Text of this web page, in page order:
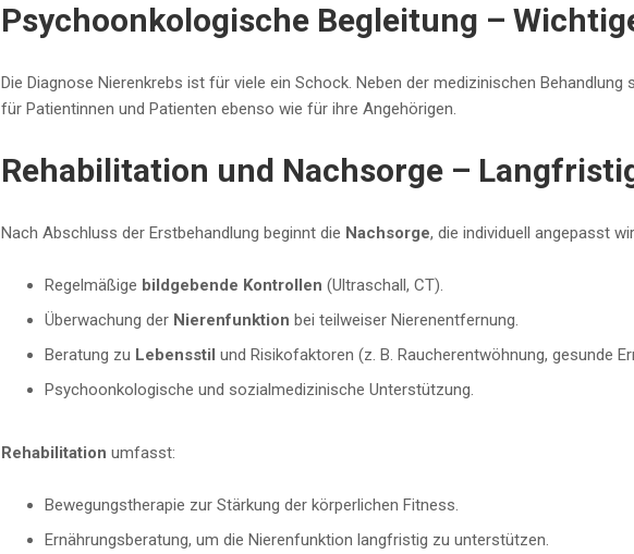
Psychoonkologische Begleitung –
Die Diagnose Nierenkrebs ist für viele ein Schock. Neben der medizinischen Behandlung
für Patientinnen und Patienten ebenso wie für ihre Angehörigen.
Rehabilitation und Nachsorge –
Nach Abschluss der Erstbehandlung beginnt die Nachsorge, die individuell angepasst
Regelmäßige bildgebende Kontrollen (Ultraschall, CT).
Überwachung der Nierenfunktion bei teilweiser Nierenentfernung.
Beratung zu Lebensstil und Risikofaktoren (z. B. Raucherentwöhnung, gesunde
Psychoonkologische und sozialmedizinische Unterstützung.
Rehabilitation umfasst:
Bewegungstherapie zur Stärkung der körperlichen Fitness.
Ernährungsberatung, um die Nierenfunktion langfristig zu unterstützen.